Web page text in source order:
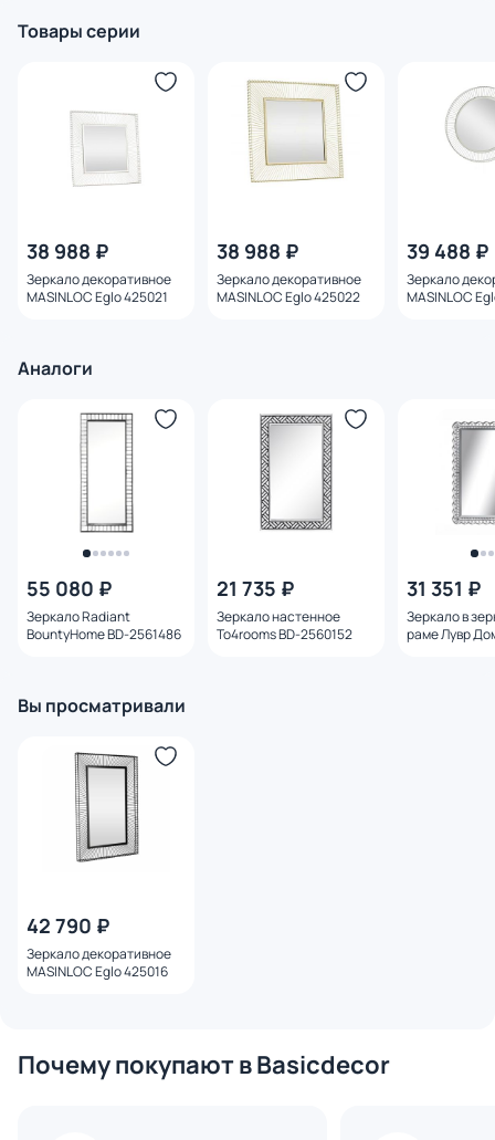
Товары серии
38 988 ₽
Зеркало декоративное
MASINLOC Eglo 425021
38 988 ₽
Зеркало декоративное
MASINLOC Eglo 425022
39 488 ₽
Зеркало
MASINLOC
Аналоги
55 080 ₽
Зеркало Radiant
BountyHome BD-2561486
21 735 ₽
Зеркало настенное
To4rooms BD-2560152
31 351 ₽
Зеркало в
раме Лувр
Вы просматривали
42 790 ₽
Зеркало декоративное
MASINLOC Eglo 425016
Почему покупают в Basicdecor